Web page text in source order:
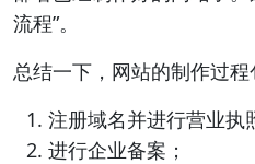
流程”。
总结一下，网站的制作过程
注册域名并进行营业执
进行企业备案；